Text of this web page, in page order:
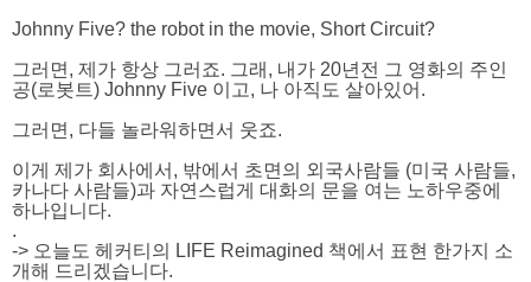
Johnny Five? the robot in the movie, Short Circuit?
그러면, 제가 항상 그러죠. 그래, 내가 20년전 그 영화의 주인
공(로봇트) Johnny Five 이고, 나 아직도 살아있어.
그러면, 다들 놀라워하면서 웃죠.
이게 제가 회사에서, 밖에서 초면의 외국사람들 (미국 사람들,
카나다 사람들)과 자연스럽게 대화의 문을 여는 노하우중에
하나입니다.
.
-> 오늘도 헤커티의 LIFE Reimagined 책에서 표현 한가지 소
개해 드리겠습니다.